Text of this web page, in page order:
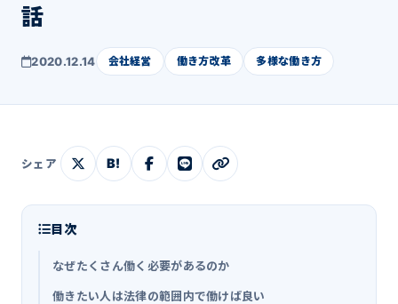
話
2020.12.14 会社経営 働き方改革 多様な働き方
シェア B!
目次
なぜたくさん働く必要があるのか
働きたい人は法律の範囲内で働けば良い